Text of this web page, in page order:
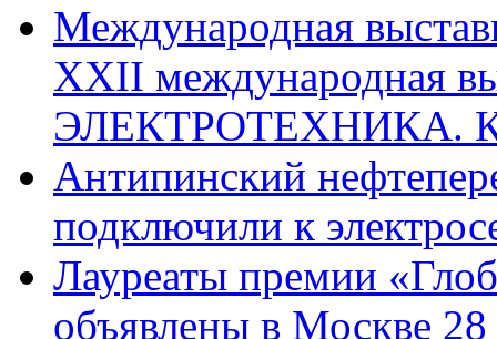
Международная
XXII международная
ЭЛЕКТРОТЕХНИКА.
Антипинский
подключили к
Лауреаты премии
объявлены в Москве 28